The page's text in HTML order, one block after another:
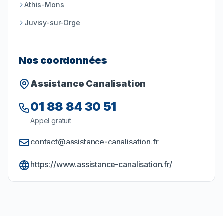
Athis-Mons
Juvisy-sur-Orge
Nos coordonnées
Assistance Canalisation
01 88 84 30 51
Appel gratuit
contact@assistance-canalisation.fr
https://www.assistance-canalisation.fr/